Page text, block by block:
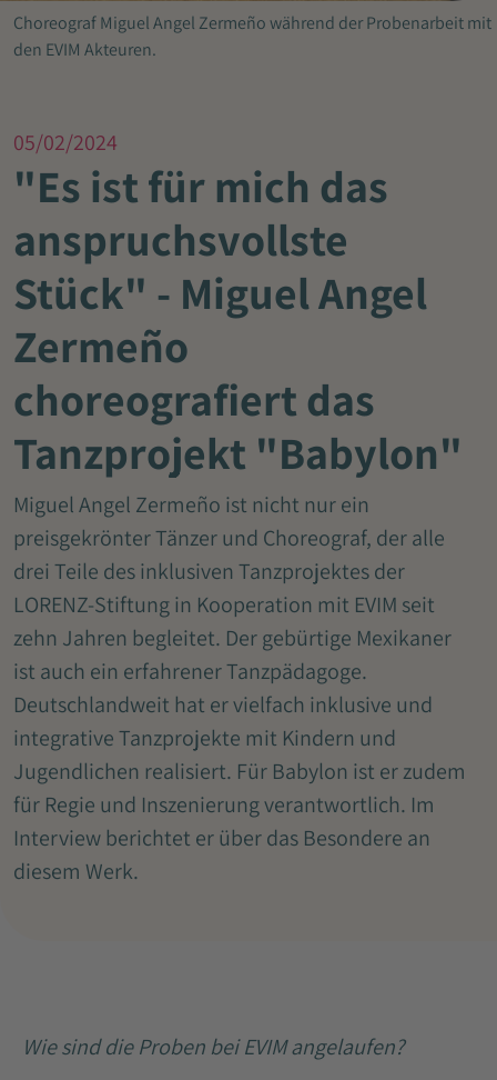
Choreograf Miguel Angel Zermeño während der Probenarbeit mit
den EVIM Akteuren.
05/02/2024
"Es ist für mich das
anspruchsvollste
Stück" - Miguel Angel
Zermeño
choreografiert das
Tanzprojekt "Babylon"
Miguel Angel Zermeño ist nicht nur ein
preisgekrönter Tänzer und Choreograf, der alle
drei Teile des inklusiven Tanzprojektes der
LORENZ-Stiftung in Kooperation mit EVIM seit
zehn Jahren begleitet. Der gebürtige Mexikaner
ist auch ein erfahrener Tanzpädagoge.
Deutschlandweit hat er vielfach inklusive und
integrative Tanzprojekte mit Kindern und
Jugendlichen realisiert. Für Babylon ist er zudem
für Regie und Inszenierung verantwortlich. Im
Interview berichtet er über das Besondere an
diesem Werk.
Wie sind die Proben bei EVIM angelaufen?